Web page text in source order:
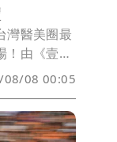
灣醫美圈最
！由《壹蘋
蘋果愛美
舍艾美酒店
票選於8月5
鐘影后楊謹
08/08 00:05